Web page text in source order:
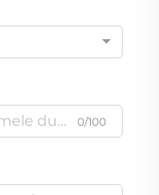
0/100